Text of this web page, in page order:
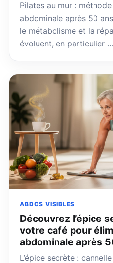
Pilates au mur :
abdominale après 50
le métabolisme et la
évoluent, en particulier …
ABDOS VISIBLES
Découvrez l’épice
votre café pour
abdominale après
L’épice secrète :